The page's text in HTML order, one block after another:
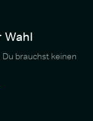
Wahl
brauchst keinen